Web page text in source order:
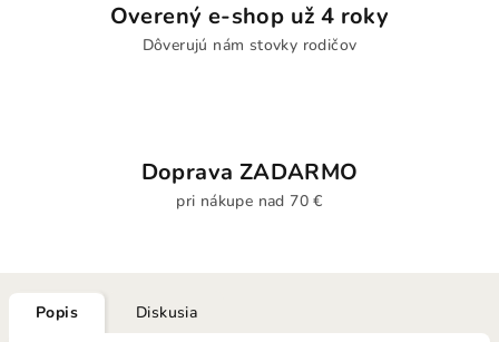
Overený e-shop už 4 roky
Dôverujú nám stovky rodičov
Doprava ZADARMO
pri nákupe nad 70 €
Popis Diskusia